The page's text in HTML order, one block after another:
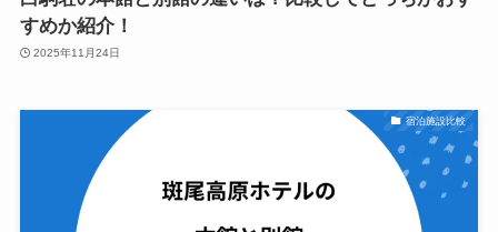
すめか紹介！
2025年11月24日
宿泊施設比較